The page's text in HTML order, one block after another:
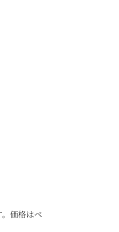
価格はベ